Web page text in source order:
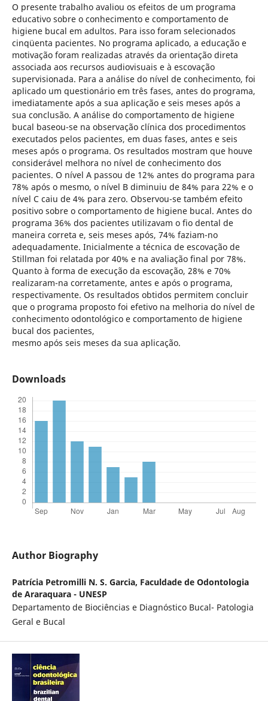
O presente trabalho avaliou os efeitos de um programa
educativo sobre o conhecimento e comportamento de
higiene bucal em adultos. Para isso foram selecionados
cinqüenta pacientes. No programa aplicado, a educação e
motivação foram realizadas através da orientação direta
associada aos recursos audiovisuais e à escovação
supervisionada. Para a análise do nível de conhecimento, foi
aplicado um questionário em três fases, antes do programa,
imediatamente após a sua aplicação e seis meses após a
sua conclusão. A análise do comportamento de higiene
bucal baseou-se na observação clínica dos procedimentos
executados pelos pacientes, em duas fases, antes e seis
meses após o programa. Os resultados mostram que houve
considerável melhora no nível de conhecimento dos
pacientes. O nível A passou de 12% antes do programa para
78% após o mesmo, o nível B diminuiu de 84% para 22% e o
nível C caiu de 4% para zero. Observou-se também efeito
positivo sobre o comportamento de higiene bucal. Antes do
programa 36% dos pacientes utilizavam o fio dental de
maneira correta e, seis meses após, 74% faziam-no
adequadamente. Inicialmente a técnica de escovação de
Stillman foi relatada por 40% e na avaliação final por 78%.
Quanto à forma de execução da escovação, 28% e 70%
realizaram-na corretamente, antes e após o programa,
respectivamente. Os resultados obtidos permitem concluir
que o programa proposto foi efetivo na melhoria do nível de
conhecimento odontológico e comportamento de higiene
bucal dos pacientes,
mesmo após seis meses da sua aplicação.
Downloads
Author Biography
Patrícia Petromilli N. S. Garcia, Faculdade de Odontologia
de Araraquara - UNESP
Departamento de Biociências e Diagnóstico Bucal- Patologia
Geral e Bucal